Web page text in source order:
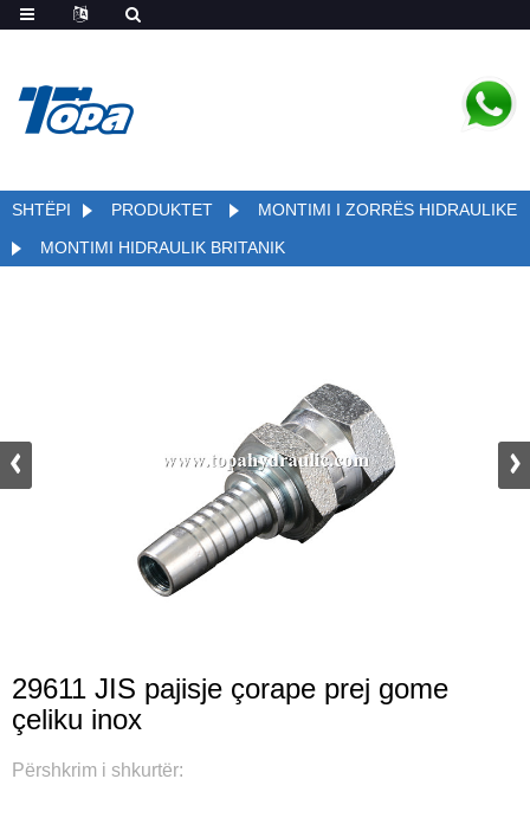
SHTËPI PRODUKTET
MONTIMI I ZORRËS HIDRAULIKE
MONTIMI HIDRAULIK BRITANIK
29611 JIS pajisje çorape prej gome
çeliku inox
Përshkrim i shkurtër: